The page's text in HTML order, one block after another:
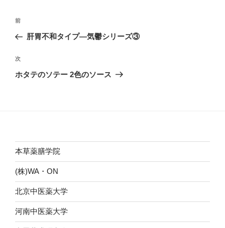
投
ナ
ビ
ゲ
前
の
稿
前
肝胃不和タイプ―気鬱シリーズ③
次
の
次
ホタテのソテー 2色のソース
本草薬膳学院
(株)WA・ON
北京中医薬大学
河南中医薬大学